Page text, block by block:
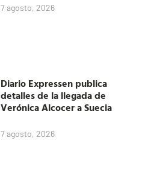
7 agosto, 2026
Diario Expressen publica
detalles de la llegada de
Verónica Alcocer a Suecia
7 agosto, 2026